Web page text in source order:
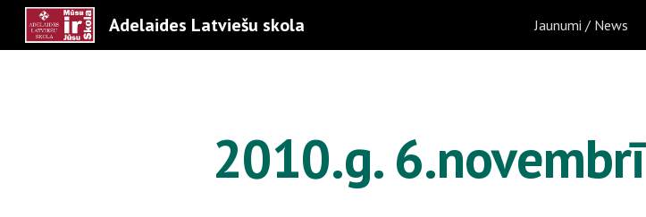
Adelaides Latviešu skola Jaunumi / News
2010.g. 6.novembrī